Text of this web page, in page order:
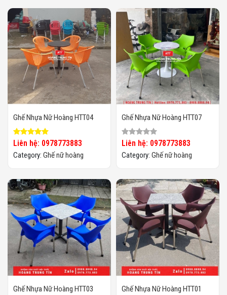
Ghế Nhựa Nữ Hoàng HTT04
Liên hệ: 0978773883
Category: Ghế nữ hoàng
Ghế Nhựa Nữ Hoàng HTT07
Liên hệ: 0978773883
Category: Ghế nữ hoàng
Ghế Nhựa Nữ Hoàng HTT03 Ghế Nhựa Nữ Hoàng HTT01